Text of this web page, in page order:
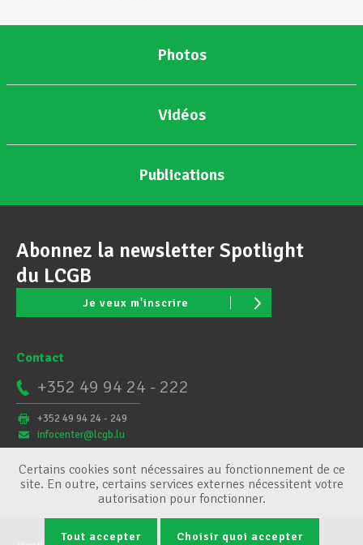
Photos
Vidéos
Publications
Abonnez la newsletter Spotlight
du LCGB
Je veux m'inscrire
Contact
+352 49 94 24 - 222
+352 49 94 24 - 249
infocenter@lcgb.lu
Certains cookies sont nécessaires au fonctionnement de ce
site. En outre, certains services externes nécessitent votre
autorisation pour fonctionner.
Tout accepter Choisir quoi accepter